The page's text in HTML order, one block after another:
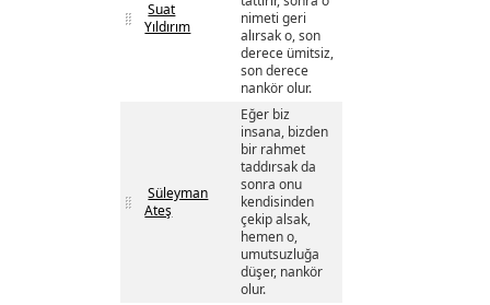
Suat
Yıldırım
nimeti geri
alırsak o, son
derece ümitsiz,
son derece
nankör olur.
Süleyman
Ateş
Eğer biz
insana, bizden
bir rahmet
taddırsak da
sonra onu
kendisinden
çekip alsak,
hemen o,
umutsuzluğa
düşer, nankör
olur.